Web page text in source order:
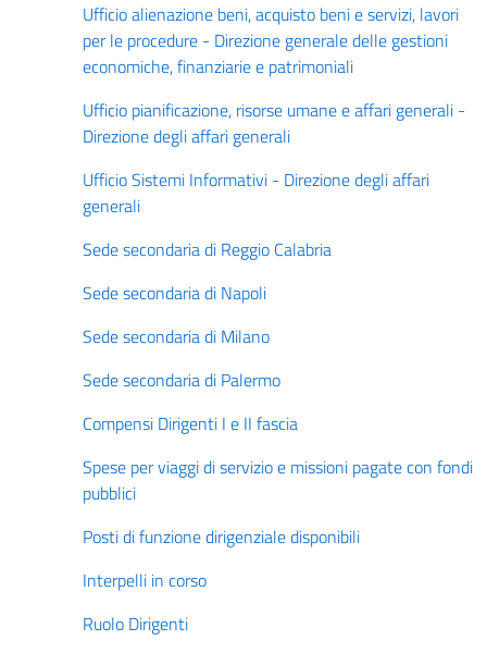
Ufficio alienazione beni, acquisto beni e servizi, lavori
per le procedure - Direzione generale delle gestioni
economiche, finanziarie e patrimoniali
Ufficio pianificazione, risorse umane e affari generali -
Direzione degli affari generali
Ufficio Sistemi Informativi - Direzione degli affari
generali
Sede secondaria di Reggio Calabria
Sede secondaria di Napoli
Sede secondaria di Milano
Sede secondaria di Palermo
Compensi Dirigenti I e II fascia
Spese per viaggi di servizio e missioni pagate con fondi
pubblici
Posti di funzione dirigenziale disponibili
Interpelli in corso
Ruolo Dirigenti